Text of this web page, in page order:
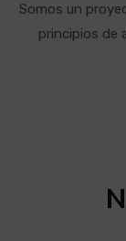
Somos un
principios de